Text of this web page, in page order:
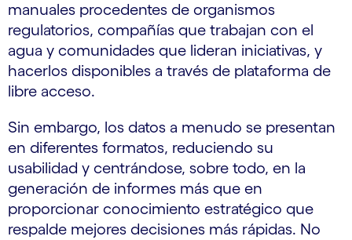
manuales procedentes de organismos
regulatorios, compañías que trabajan con el
agua y comunidades que lideran iniciativas, y
hacerlos disponibles a través de plataforma de
libre acceso.
Sin embargo, los datos a menudo se presentan
en diferentes formatos, reduciendo su
usabilidad y centrándose, sobre todo, en la
generación de informes más que en
proporcionar conocimiento estratégico que
respalde mejores decisiones más rápidas. No